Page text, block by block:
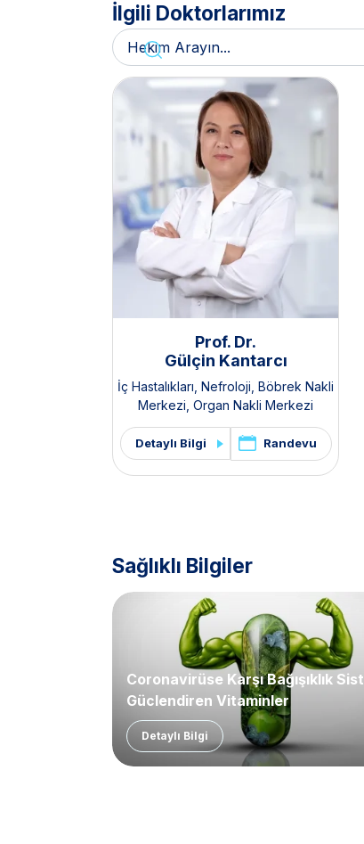
İlgili Doktorlarımız
Prof. Dr.
Gülçin Kantarcı
İç Hastalıkları Nefroloji Böbrek Nakli
Merkezi Organ Nakli Merkezi
Detaylı Bilgi Randevu
Sağlıklı Bilgiler
Coronavirüse Karşı Bağışıklık
Güçlendiren Vitaminler
Detaylı Bilgi